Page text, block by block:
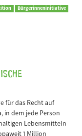
Bürgerinneninitiative
für das Recht auf
in dem jede Person
Lebensmitteln
1 Million